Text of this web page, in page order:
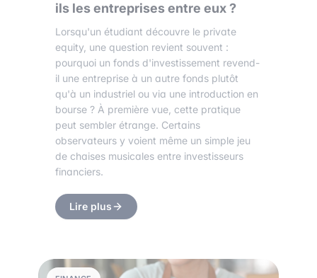
ils les entreprises entre eux ?
Lorsqu'un étudiant découvre le private
equity, une question revient souvent :
pourquoi un fonds d'investissement revend-
il une entreprise à un autre fonds plutôt
qu'à un industriel ou via une introduction en
bourse ? À première vue, cette pratique
peut sembler étrange. Certains
observateurs y voient même un simple jeu
de chaises musicales entre investisseurs
financiers.
Lire plus